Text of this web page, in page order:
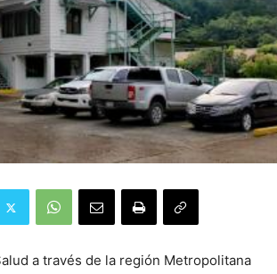
a través de la región Metropolitana